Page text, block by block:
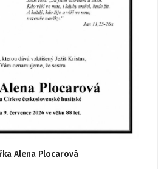
Alena Plocarová